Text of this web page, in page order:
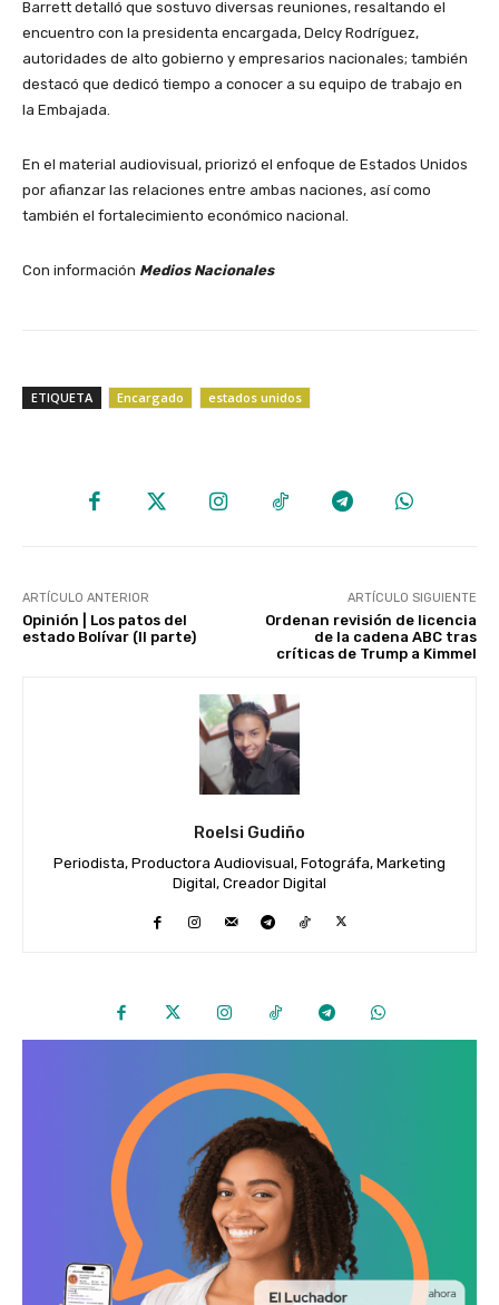
Barrett detalló que sostuvo diversas reuniones, resaltando el
encuentro con la presidenta encargada, Delcy Rodríguez,
autoridades de alto gobierno y empresarios nacionales; también
destacó que dedicó tiempo a conocer a su equipo de trabajo en
la Embajada.
En el material audiovisual, priorizó el enfoque de Estados Unidos
por afianzar las relaciones entre ambas naciones, así como
también el fortalecimiento económico nacional.
Con información Medios Nacionales
ETIQUETA Encargado estados unidos
ARTÍCULO ANTERIOR
Opinión | Los patos del
estado Bolívar (II parte)
ARTÍCULO SIGUIENTE
Ordenan revisión de licencia
de la cadena ABC tras
críticas de Trump a Kimmel
Roelsi Gudiño
Periodista, Productora Audiovisual, Fotográfa, Marketing
Digital, Creador Digital